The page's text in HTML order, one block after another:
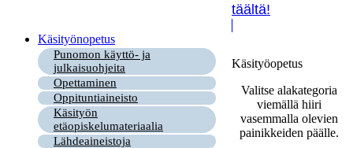
täältä!
Käsityönopetus
Punomon käyttö- ja
julkaisuohjeita
Opettaminen
Oppituntiaineisto
Käsityön
etäopiskelumateriaalia
Lähdeaineistoja
Käsityöopetus
Valitse alakategoria
viemällä hiiri
vasemmalla olevien
painikkeiden päälle.